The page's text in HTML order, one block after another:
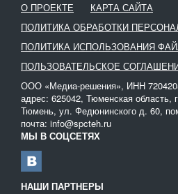
О ПРОЕКТЕ
КАРТА САЙТА
ПОЛИТИКА ОБРАБОТКИ
ПОЛИТИКА ИСПОЛЬЗОВАНИЯ
ПОЛЬЗОВАТЕЛЬСКОЕ
ООО «Медиа-решения», ИНН
адрес: 625042, Тюменская область,
Тюмень, ул. Федюнинского д. 60,
почта: info@spcteh.ru
МЫ В СОЦСЕТЯХ
НАШИ ПАРТНЕРЫ